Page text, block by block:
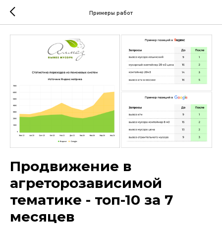
Примеры работ
Продвижение в
агреторозависимой
тематике - топ-10 за 7
месяцев